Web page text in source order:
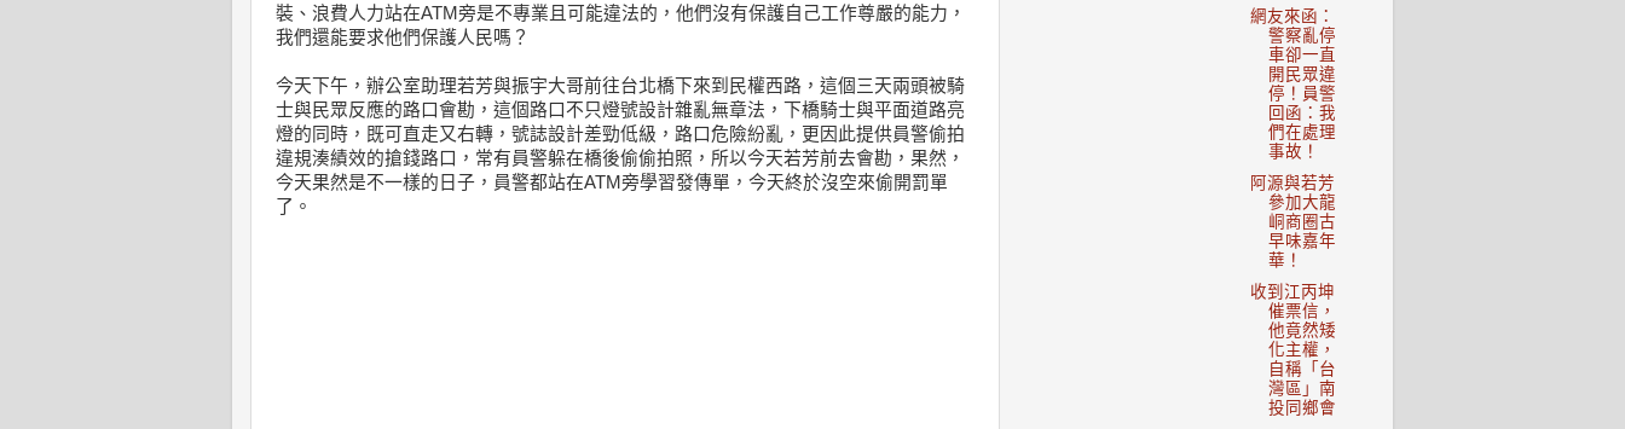
裝、浪費人力站在ATM旁是不專業且可能違法的，他們沒有保護自己工作尊嚴的能力，
我們還能要求他們保護人民嗎？
今天下午，辦公室助理若芳與振宇大哥前往台北橋下來到民權西路，這個三天兩頭被騎
士與民眾反應的路口會勘，這個路口不只燈號設計雜亂無章法，下橋騎士與平面道路亮
燈的同時，既可直走又右轉，號誌設計差勁低級，路口危險紛亂，更因此提供員警偷拍
違規湊績效的搶錢路口，常有員警躲在橋後偷偷拍照，所以今天若芳前去會勘，果然，
今天果然是不一樣的日子，員警都站在ATM旁學習發傳單，今天終於沒空來偷開罰單
了。
網友來函：
警察亂停
車卻一直
開民眾違
停！員警
回函：我
們在處理
事故！
阿源與若芳
參加大龍
峒商圈古
早味嘉年
華！
收到江丙坤
催票信，
他竟然矮
化主權，
自稱「台
灣區」南
投同鄉會